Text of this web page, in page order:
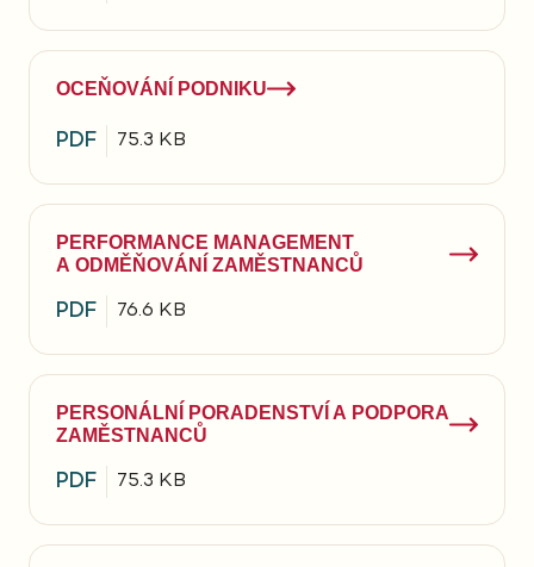
OCEŇOVÁNÍ PODNIKU
PDF 75.3 KB
PERFORMANCE MANAGEMENT
A ODMĚŇOVÁNÍ ZAMĚSTNANCŮ
PDF 76.6 KB
PERSONÁLNÍ PORADENSTVÍ A PODPORA
ZAMĚSTNANCŮ
PDF 75.3 KB